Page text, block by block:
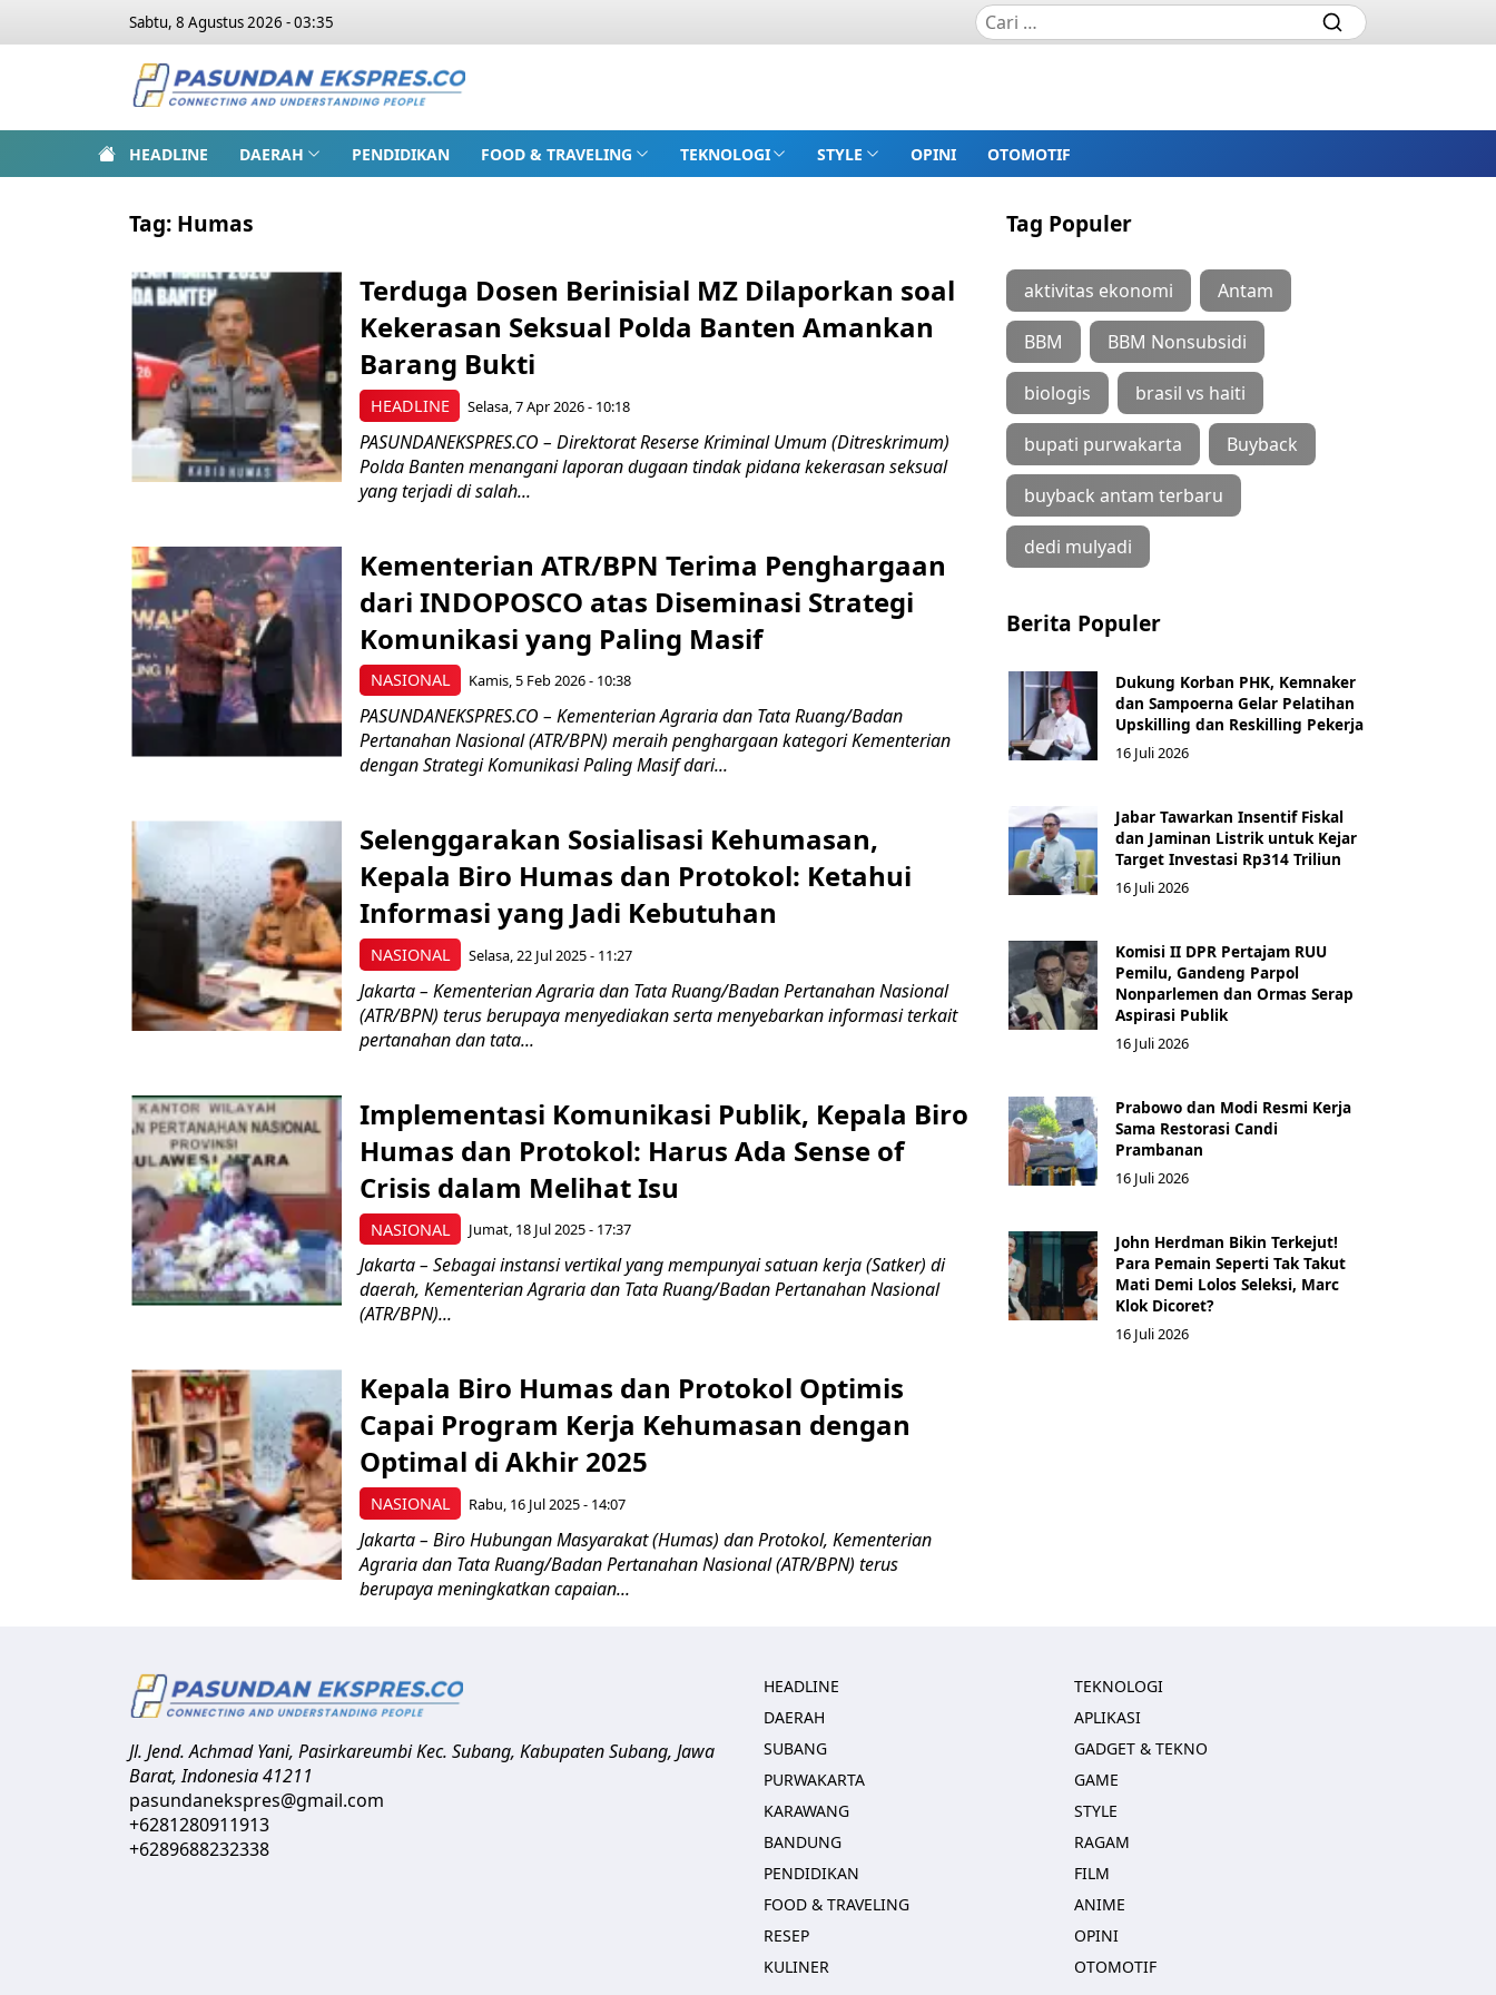
Sabtu, 8 Agustus 2026 - 03:35
HEADLINE DAERAH PENDIDIKAN FOOD & TRAVELING TEKNOLOGI STYLE OPINI OTOMOTIF
Tag: Humas
HEADLINE
Terduga Dosen Berinisial MZ Dilaporkan soal
Kekerasan Seksual Polda Banten Amankan
Barang Bukti
Selasa, 7 Apr 2026 - 10:18
PASUNDANEKSPRES.CO – Direktorat Reserse Kriminal Umum (Ditreskrimum)
Polda Banten menangani laporan dugaan tindak pidana kekerasan seksual
yang terjadi di salah...
NASIONAL
Kementerian ATR/BPN Terima Penghargaan
dari INDOPOSCO atas Diseminasi Strategi
Komunikasi yang Paling Masif
Kamis, 5 Feb 2026 - 10:38
PASUNDANEKSPRES.CO – Kementerian Agraria dan Tata Ruang/Badan
Pertanahan Nasional (ATR/BPN) meraih penghargaan kategori Kementerian
dengan Strategi Komunikasi Paling Masif dari...
NASIONAL
Selenggarakan Sosialisasi Kehumasan,
Kepala Biro Humas dan Protokol: Ketahui
Informasi yang Jadi Kebutuhan
Selasa, 22 Jul 2025 - 11:27
Jakarta – Kementerian Agraria dan Tata Ruang/Badan Pertanahan Nasional
(ATR/BPN) terus berupaya menyediakan serta menyebarkan informasi terkait
pertanahan dan tata...
NASIONAL
Implementasi Komunikasi Publik, Kepala Biro
Humas dan Protokol: Harus Ada Sense of
Crisis dalam Melihat Isu
Jumat, 18 Jul 2025 - 17:37
Jakarta – Sebagai instansi vertikal yang mempunyai satuan kerja (Satker) di
daerah, Kementerian Agraria dan Tata Ruang/Badan Pertanahan Nasional
(ATR/BPN)...
NASIONAL
Kepala Biro Humas dan Protokol Optimis
Capai Program Kerja Kehumasan dengan
Optimal di Akhir 2025
Rabu, 16 Jul 2025 - 14:07
Jakarta – Biro Hubungan Masyarakat (Humas) dan Protokol, Kementerian
Agraria dan Tata Ruang/Badan Pertanahan Nasional (ATR/BPN) terus
berupaya meningkatkan capaian...
Tag Populer
aktivitas ekonomi Antam
BBM BBM Nonsubsidi
biologis brasil vs haiti
bupati purwakarta Buyback
buyback antam terbaru
dedi mulyadi
Berita Populer
Dukung Korban PHK, Kemnaker
dan Sampoerna Gelar Pelatihan
Upskilling dan Reskilling Pekerja
16 Juli 2026
Jabar Tawarkan Insentif Fiskal
dan Jaminan Listrik untuk Kejar
Target Investasi Rp314 Triliun
16 Juli 2026
Komisi II DPR Pertajam RUU
Pemilu, Gandeng Parpol
Nonparlemen dan Ormas Serap
Aspirasi Publik
16 Juli 2026
Prabowo dan Modi Resmi Kerja
Sama Restorasi Candi
Prambanan
16 Juli 2026
John Herdman Bikin Terkejut!
Para Pemain Seperti Tak Takut
Mati Demi Lolos Seleksi, Marc
Klok Dicoret?
16 Juli 2026
Jl. Jend. Achmad Yani, PasirkareumbiKec. Subang, Kabupaten Subang, Jawa
Barat,Indonesia41211
pasundanekspres@gmail.com
+6281280911913
+6289688232338
HEADLINE
DAERAH
SUBANG
PURWAKARTA
KARAWANG
BANDUNG
PENDIDIKAN
FOOD & TRAVELING
RESEP
KULINER
TEKNOLOGI
APLIKASI
GADGET & TEKNO
GAME
STYLE
RAGAM
FILM
ANIME
OPINI
OTOMOTIF